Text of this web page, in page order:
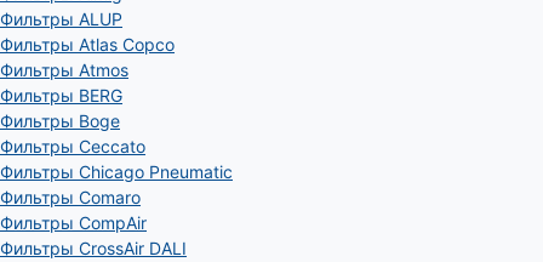
Фильтры ALUP
Фильтры Atlas Copco
Фильтры Atmos
Фильтры BERG
Фильтры Boge
Фильтры Ceccato
Фильтры Chicago Pneumatic
Фильтры Comaro
Фильтры CompAir
Фильтры CrossAir DALI